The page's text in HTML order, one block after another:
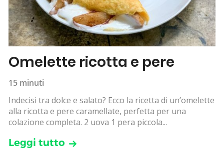
Omelette ricotta e pere
15 minuti
Indecisi tra dolce e salato? Ecco la ricetta di un’omelette
alla ricotta e pere caramellate, perfetta per una
colazione completa. 2 uova 1 pera piccola...
Leggi tutto